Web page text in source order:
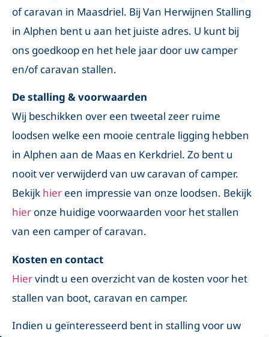
of caravan in Maasdriel. Bij Van Herwijnen Stalling
in Alphen bent u aan het juiste adres. U kunt bij
ons goedkoop en het hele jaar door uw camper
en/of caravan stallen.
De stalling & voorwaarden
Wij beschikken over een tweetal zeer ruime
loodsen welke een mooie centrale ligging hebben
in Alphen aan de Maas en Kerkdriel. Zo bent u
nooit ver verwijderd van uw caravan of camper.
Bekijk hier een impressie van onze loodsen. Bekijk
hier onze huidige voorwaarden voor het stallen
van een camper of caravan.
Kosten en contact
Hiervindt u een overzicht van de kosten voor het
stallen van boot, caravan en camper.
Indien u geïnteresseerd bent in stalling voor uw